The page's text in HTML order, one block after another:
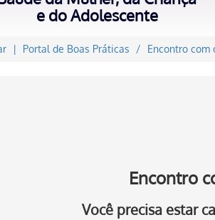
e do Adolescente
Portal de Boas Práticas Encontro com
Encontro
Você precisa estar